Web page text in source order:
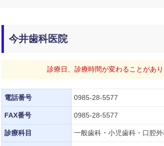
今井歯科医院
診療日、診療時間が変わることがあ
電話番号 0985-28-5577
FAX番号 0985-28-5577
診療科目 一般歯科・小児歯科・口腔